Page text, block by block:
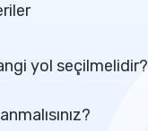
yol seçilmelidir?